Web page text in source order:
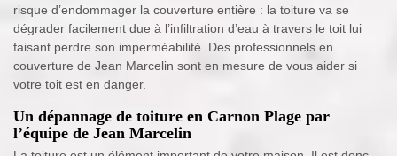
risque d’endommager la couverture entière : la toiture va se
dégrader facilement due à l’infiltration d’eau à travers le toit lui
faisant perdre son imperméabilité. Des professionnels en
couverture de Jean Marcelin sont en mesure de vous aider si
votre toit est en danger.
Un dépannage de toiture en Carnon Plage par
l’équipe de Jean Marcelin